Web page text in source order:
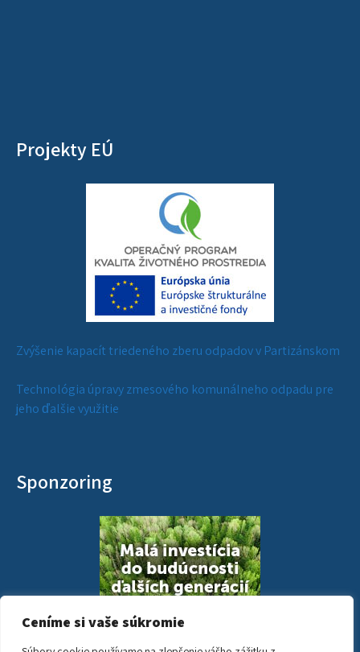
Ceníme si vaše súkromie
Projekty EÚ
Zvýšenie kapacít triedeného zberu odpadov v Partizánskom
Technológia úpravy zmesového komunálneho odpadu pre
jeho ďalšie využitie
Sponzoring